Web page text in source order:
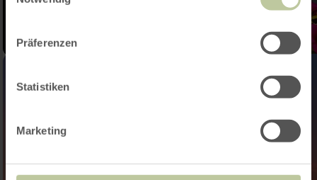
Präferenzen
Statistiken
Marketing